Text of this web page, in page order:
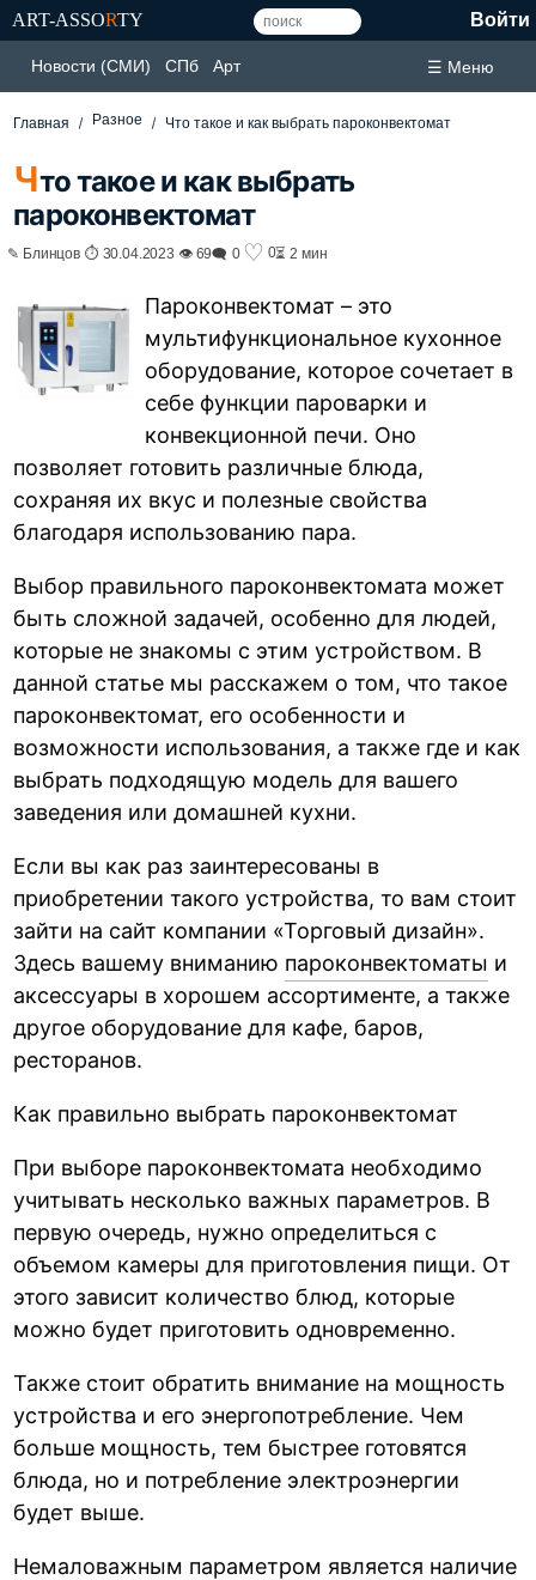
ART-ASSORTY Войти
Новости (СМИ) СПб Арт ☰ Меню
Главная Разное Что такое и как выбрать пароконвектомат
Что такое и как выбрать
пароконвектомат
✎ Блинцов ⏱ 30.04.2023 👁 69🗨 0 ♡ 0⏳ 2 мин
Пароконвектомат – это
мультифункциональное кухонное
оборудование, которое сочетает в
себе функции пароварки и
конвекционной печи. Оно
позволяет готовить различные блюда,
сохраняя их вкус и полезные свойства
благодаря использованию пара.
Выбор правильного пароконвектомата может
быть сложной задачей, особенно для людей,
которые не знакомы с этим устройством. В
данной статье мы расскажем о том, что такое
пароконвектомат, его особенности и
возможности использования, а также где и как
выбрать подходящую модель для вашего
заведения или домашней кухни.
Если вы как раз заинтересованы в
приобретении такого устройства, то вам стоит
зайти на сайт компании «Торговый дизайн».
Здесь вашему вниманию пароконвектоматы и
аксессуары в хорошем ассортименте, а также
другое оборудование для кафе, баров,
ресторанов.
Как правильно выбрать пароконвектомат
При выборе пароконвектомата необходимо
учитывать несколько важных параметров. В
первую очередь, нужно определиться с
объемом камеры для приготовления пищи. От
этого зависит количество блюд, которые
можно будет приготовить одновременно.
Также стоит обратить внимание на мощность
устройства и его энергопотребление. Чем
больше мощность, тем быстрее готовятся
блюда, но и потребление электроэнергии
будет выше.
Немаловажным параметром является наличие